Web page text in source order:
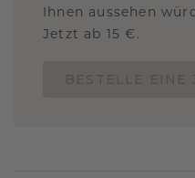
Ihnen aussehen
Jetzt ab 15 €.